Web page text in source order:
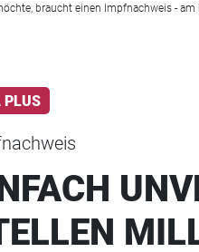
braucht einen Impfnachweis -
PLUS